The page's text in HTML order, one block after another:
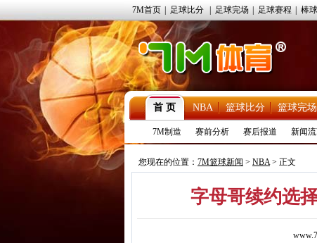
7M首页 足球比分 足球完场 足球赛程 棒
首 页 NBA 篮球比分 篮球完场
7M制造 赛前分析 赛后报道 新闻
您现在的位置： 7M篮球新闻 > NBA> 正文
字母哥续约选